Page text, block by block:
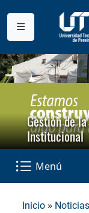
Gestión de
Institucional
Menú
Inicio » Noticias